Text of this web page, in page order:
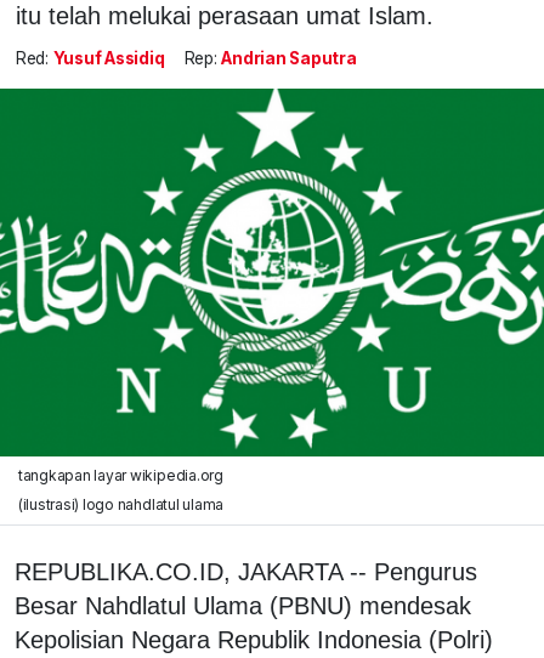
itu telah melukai perasaan umat Islam.
Red: Yusuf Assidiq Rep: Andrian Saputra
tangkapan layar wikipedia.org
(ilustrasi) logo nahdlatul ulama
REPUBLIKA.CO.ID, JAKARTA -- Pengurus
Besar Nahdlatul Ulama (PBNU) mendesak
Kepolisian Negara Republik Indonesia (Polri)